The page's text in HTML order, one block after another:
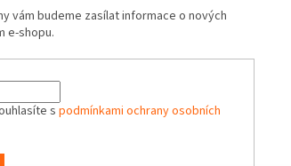
vám budeme zasílat informace o nových
e-shopu.
s podmínkami ochrany osobních